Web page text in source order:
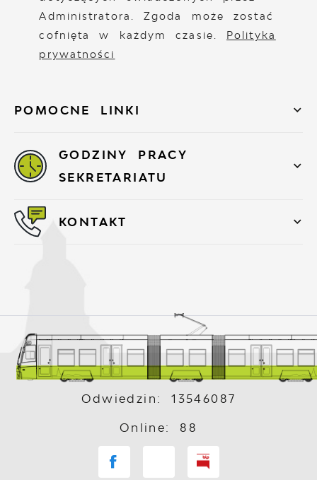
POMOCNE LINKI
Administratora. Zgoda może zostać
cofnięta w każdym czasie. Polityka
prywatności
GODZINY PRACY
SEKRETARIATU
KONTAKT
Odwiedzin: 13546087
Online: 88